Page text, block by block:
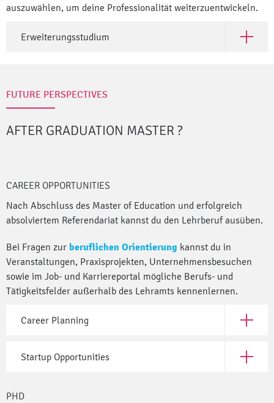
auszuwählen, um deine Professionalität weiterzuentwickeln.
Erweiterungsstudium Open
FUTURE PERSPECTIVES
AFTER GRADUATION MASTER ?
CAREER OPPORTUNITIES
Nach Abschluss des Master of Education und erfolgreich
absolviertem Referendariat kannst du den Lehrberuf ausüben.
Bei Fragen zur beruflichen Orientierung kannst du in
Veranstaltungen, Praxisprojekten, Unternehmensbesuchen
sowie im Job- und Karriereportal mögliche Berufs- und
Tätigkeitsfelder außerhalb des Lehramts kennenlernen.
Career Planning Open
Startup Opportunities Open
PHD